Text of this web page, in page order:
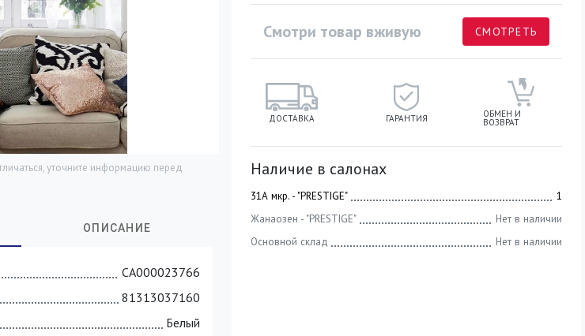
уточните информацию перед
Смотри товар вживую СМОТРЕТЬ
ДОСТАВКА ГАРАНТИЯ ОБМЕН И
ВОЗВРАТ
Наличие в салонах
31А мкр. - "PRESTIGE"
1
Жанаозен - "PRESTIGE"
Нет в наличии
Основной склад
Нет в наличии
СА000023766
81313037160
Белый